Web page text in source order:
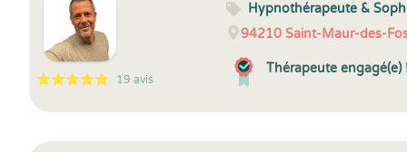
5
1
5
19 19 avis
Hypnothérapeute &
94210 Saint-Maur-des-
Thérapeute engagé(e)